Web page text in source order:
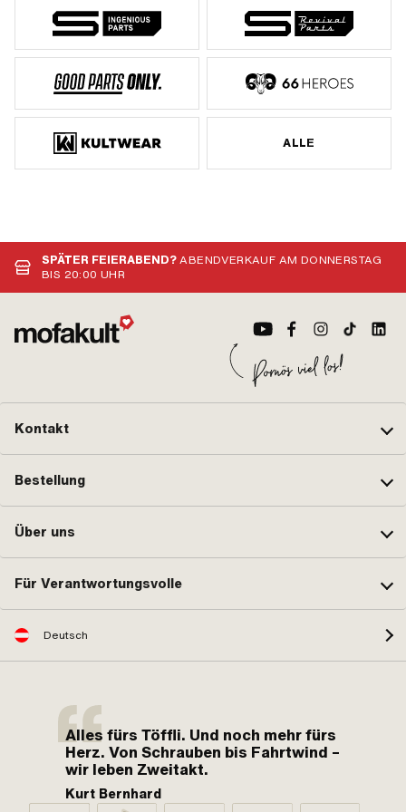
ALLE
SPÄTER FEIERABEND?ABENDVERKAUF AM DONNERSTAG
BIS 20:00 UHR
Kontakt
Bestellung
Über uns
Für Verantwortungsvolle
Deutsch
Alles fürs Töffli. Und noch mehr fürs
Herz. Von Schrauben bis Fahrtwind –
wir leben Zweitakt.
Kurt Bernhard